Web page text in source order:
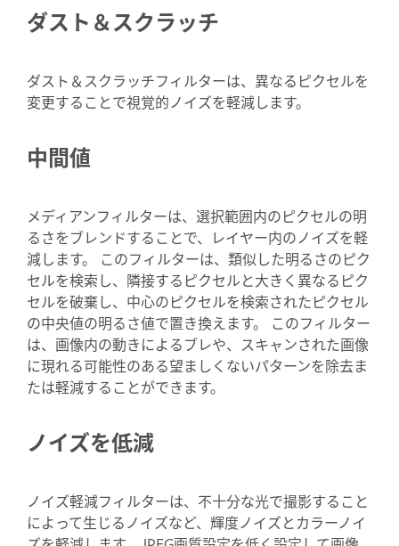
ダスト＆スクラッチ
ダスト＆スクラッチフィルターは、異なるピクセルを
変更することで視覚的ノイズを軽減します。
中間値
メディアンフィルターは、選択範囲内のピクセルの明
るさをブレンドすることで、レイヤー内のノイズを軽
減します。 このフィルターは、類似した明るさのピク
セルを検索し、隣接するピクセルと大きく異なるピク
セルを破棄し、中心のピクセルを検索されたピクセル
の中央値の明るさ値で置き換えます。 このフィルター
は、画像内の動きによるブレや、スキャンされた画像
に現れる可能性のある望ましくないパターンを除去ま
たは軽減することができます。
ノイズを低減
ノイズ軽減フィルターは、不十分な光で撮影すること
によって生じるノイズなど、輝度ノイズとカラーノイ